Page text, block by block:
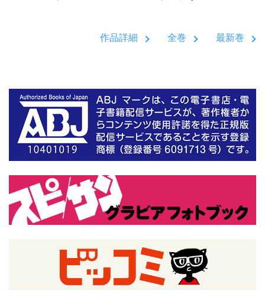
作品詳細 全巻 最新巻